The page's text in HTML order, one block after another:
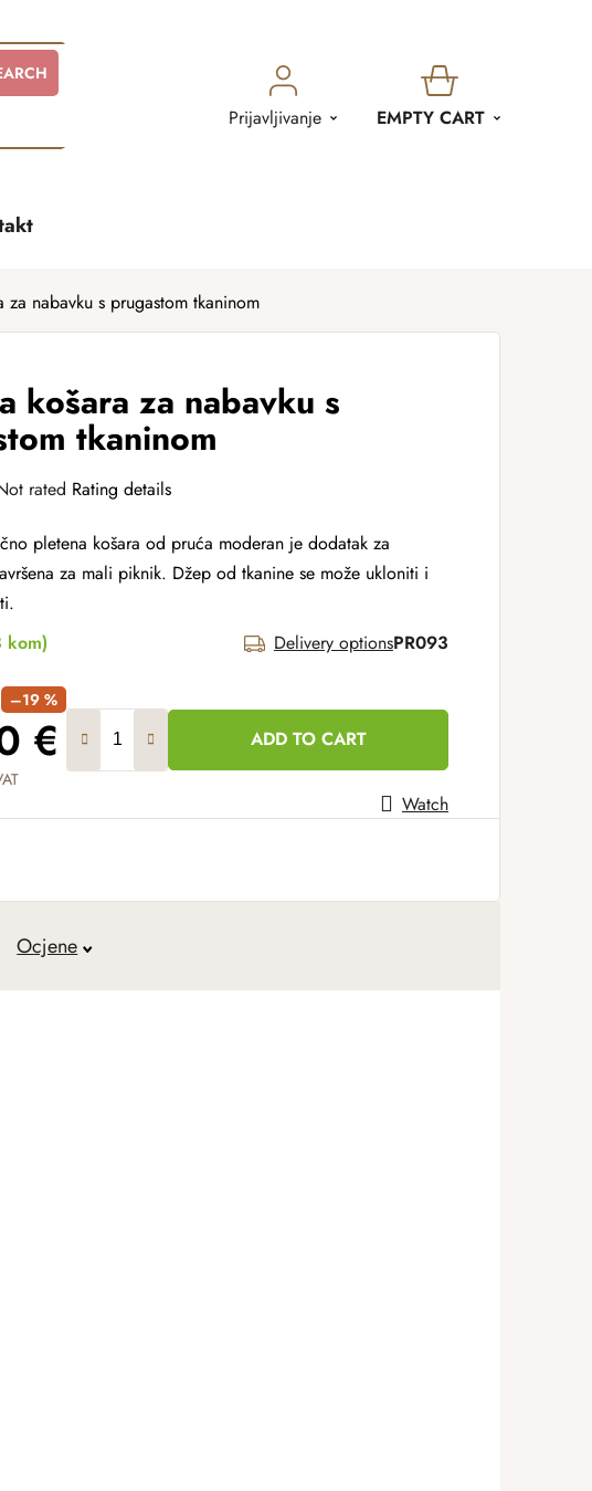
Prijavljivanje
SHOPPING
EMPTY CART
za nabavku s prugastom tkaninom
košara za nabavku s
tkaninom
rated Rating details
pletena košara od pruća moderan je dodatak za
za mali piknik. Džep od tkanine se može ukloniti i
kom) Delivery optionsPR093
–19 %
€ ADD TO CART
Watch
Ocjene